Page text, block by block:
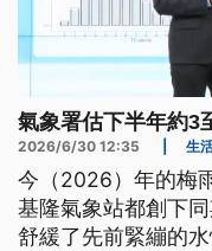
氣象署估下半年約3
2026/6/30 12:35 生
今（2026）年的梅
基隆氣象站都創下
舒緩了先前緊繃的